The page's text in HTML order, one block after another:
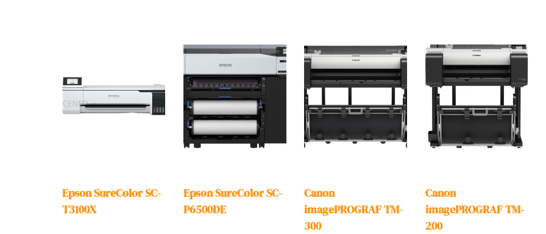
Epson SureColor SC-
T3100X
Epson SureColor SC-
P6500DE
Canon
imagePROGRAF TM-
300
Canon
imagePROGRAF TM-
200